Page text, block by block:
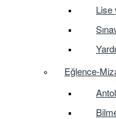
Lise
Eğlence-